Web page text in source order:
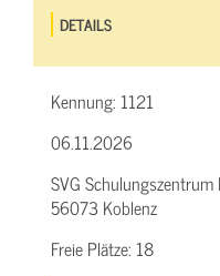
DETAILS
Kennung: 1121
06.11.2026
SVG Schulungszentrum
56073 Koblenz
Freie Plätze: 18